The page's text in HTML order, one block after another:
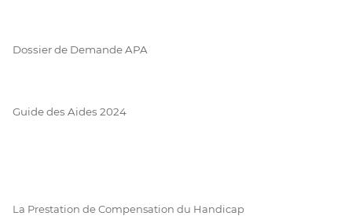
Dossier de Demande APA
Guide des Aides 2024
La Prestation de Compensation du Handicap